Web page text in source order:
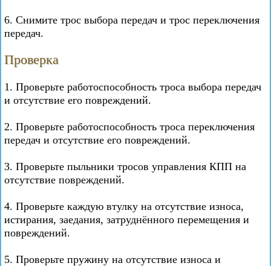
6. Снимите трос выбора передач и трос переключения
передач.
Проверка
1. Проверьте работоспособность троса выбора передач
и отсутствие его повреждений.
2. Проверьте работоспособность троса переключения
передач и отсутствие его повреждений.
3. Проверьте пыльники тросов управления КПП на
отсутствие повреждений.
4. Проверьте каждую втулку на отсутствие износа,
истирания, заедания, затруднённого перемещения и
повреждений.
5. Проверьте пружину на отсутствие износа и